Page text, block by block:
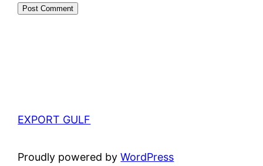
EXPORT GULF
Proudly powered byWordPress